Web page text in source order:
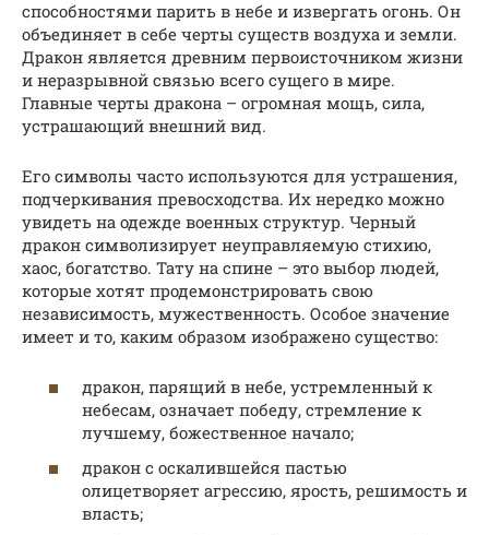
способностями парить в небе и извергать огонь. Он
объединяет в себе черты существ воздуха и земли.
Дракон является древним первоисточником жизни
и неразрывной связью всего сущего в мире.
Главные черты дракона – огромная мощь, сила,
устрашающий внешний вид.
Его символы часто используются для устрашения,
подчеркивания превосходства. Их нередко можно
увидеть на одежде военных структур. Черный
дракон символизирует неуправляемую стихию,
хаос, богатство. Тату на спине – это выбор людей,
которые хотят продемонстрировать свою
независимость, мужественность. Особое значение
имеет и то, каким образом изображено существо:
дракон, парящий в небе, устремленный к
небесам, означает победу, стремление к
лучшему, божественное начало;
дракон с оскалившейся пастью
олицетворяет агрессию, ярость, решимость и
власть;